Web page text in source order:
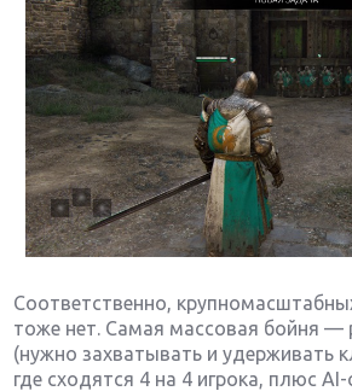
Соответственно,
тоже нет. Самая массовая бойня —
(нужно захватывать и удерживать
где сходятся 4 на 4 игрока, плюс